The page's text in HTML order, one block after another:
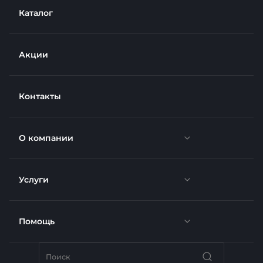
Каталог
Акции
Контакты
О компании
Новости
Отзывы
Услуги
Доставка
Помощь